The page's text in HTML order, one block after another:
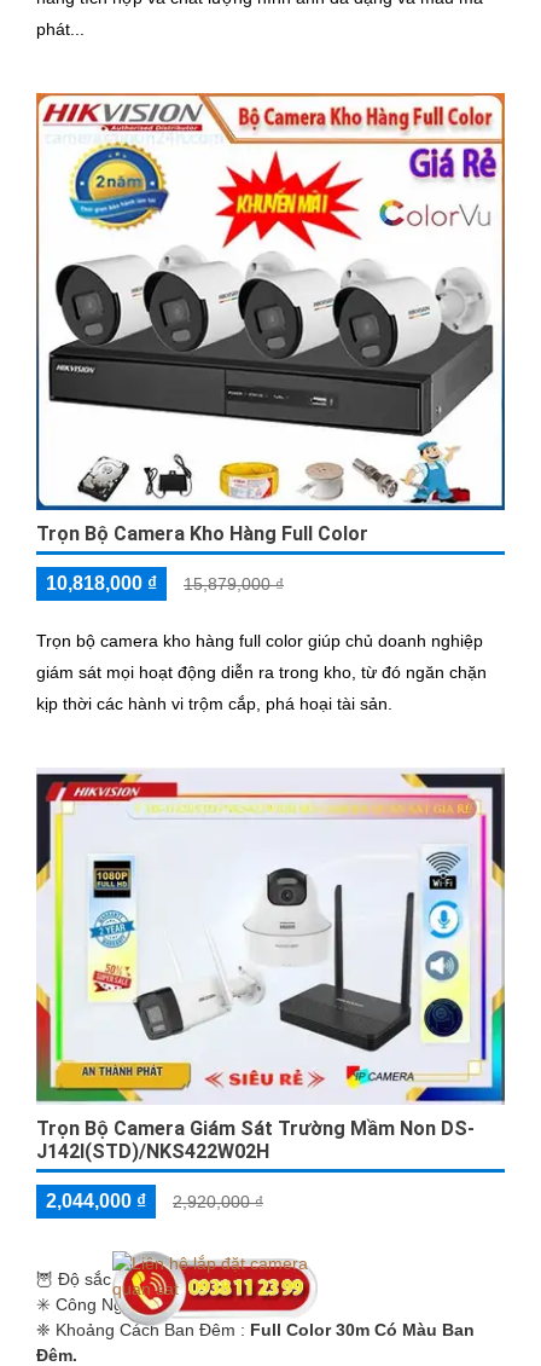
phát...
Trọn Bộ Camera Kho Hàng Full Color
10,818,000 ₫ 15,879,000 ₫
Trọn bộ camera kho hàng full color giúp chủ doanh nghiệp
giám sát mọi hoạt động diễn ra trong kho, từ đó ngăn chặn
kịp thời các hành vi trộm cắp, phá hoại tài sản.
Trọn Bộ Camera Giám Sát Trường Mầm Non DS-
J142I(STD)/NKS422W02H
2,044,000 ₫ 2,920,000 ₫
🦉 Độ sắc nét :FULL HD 1080P .
✳️ Công Nghệ Camera :IP Wifi.
❈ Khoảng Cách Ban Đêm : Full Color 30m Có Màu Ban
Ðêm.